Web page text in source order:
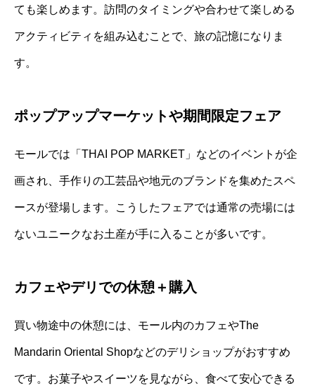
ても楽しめます。訪問のタイミングや合わせて楽しめる
アクティビティを組み込むことで、旅の記憶になりま
す。
ポップアップマーケットや期間限定フェア
モールでは「THAI POP MARKET」などのイベントが企
画され、手作りの工芸品や地元のブランドを集めたスペ
ースが登場します。こうしたフェアでは通常の売場には
ないユニークなお土産が手に入ることが多いです。
カフェやデリでの休憩＋購入
買い物途中の休憩には、モール内のカフェやThe
Mandarin Oriental Shopなどのデリショップがおすすめ
です。お菓子やスイーツを見ながら、食べて安心できる